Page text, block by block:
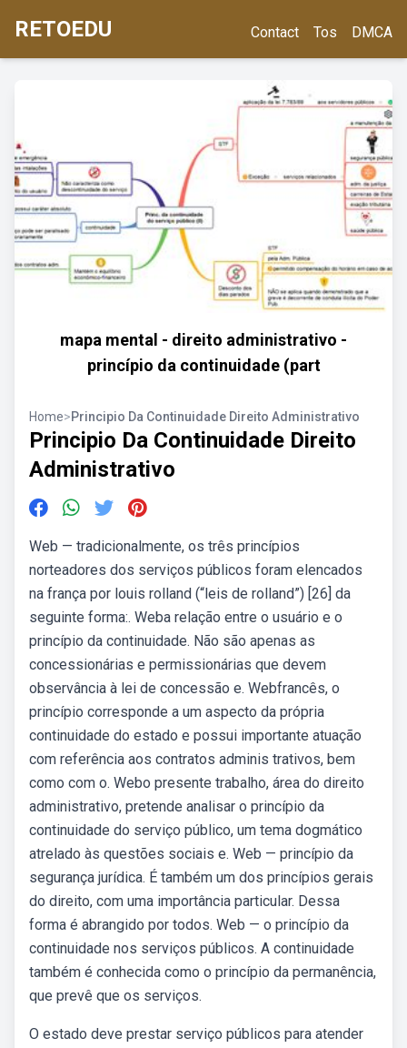
RETOEDU Contact Tos DMCA
mapa mental - direito administrativo -
princípio da continuidade (part
Home>Principio Da Continuidade Direito Administrativo
Principio Da Continuidade Direito
Administrativo
Web — tradicionalmente, os três princípios
norteadores dos serviços públicos foram elencados
na frança por louis rolland (“leis de rolland”) [26] da
seguinte forma:. Weba relação entre o usuário e o
princípio da continuidade. Não são apenas as
concessionárias e permissionárias que devem
observância à lei de concessão e. Webfrancês, o
princípio corresponde a um aspecto da própria
continuidade do estado e possui importante atuação
com referência aos contratos adminis­ trativos, bem
como com o. Webo presente trabalho, área do direito
administrativo, pretende analisar o princípio da
continuidade do serviço público, um tema dogmático
atrelado às questões sociais e. Web — princípio da
segurança jurídica. É também um dos princípios gerais
do direito, com uma importância particular. Dessa
forma é abrangido por todos. Web — o princípio da
continuidade nos serviços públicos. A continuidade
também é conhecida como o princípio da permanência,
que prevê que os serviços.
O estado deve prestar serviço públicos para atender